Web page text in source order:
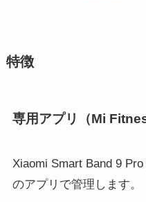
特徴
専用アプリ（Mi
Xiaomi Smart Band 9
のアプリで管理します。